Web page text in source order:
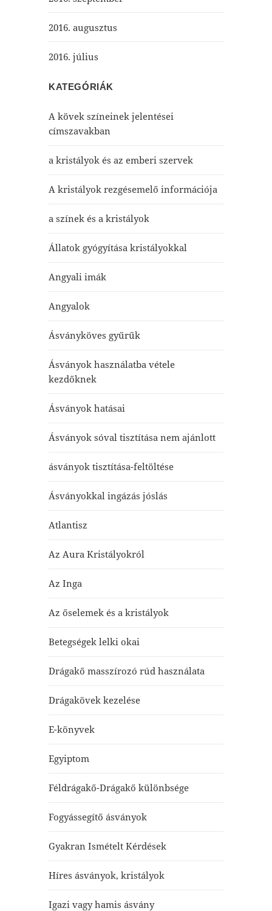
2016. augusztus
2016. július
KATEGÓRIÁK
A kövek színeinek jelentései
címszavakban
a kristályok és az emberi szervek
A kristályok rezgésemelő információja
a színek és a kristályok
Állatok gyógyítása kristályokkal
Angyali imák
Angyalok
Ásványköves gyűrűk
Ásványok használatba vétele
kezdőknek
Ásványok hatásai
Ásványok sóval tisztítása nem ajánlott
ásványok tisztítása-feltöltése
Ásványokkal ingázás jóslás
Atlantisz
Az Aura Kristályokról
Az Inga
Az őselemek és a kristályok
Betegségek lelki okai
Drágakő masszírozó rúd használata
Drágakövek kezelése
E-könyvek
Egyiptom
Féldrágakő-Drágakő különbsége
Fogyássegítő ásványok
Gyakran Ismételt Kérdések
Híres ásványok, kristályok
Igazi vagy hamis ásvány